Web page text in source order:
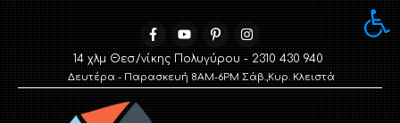
14 χλμ Θεσ/νίκης Πολυγύρου - 2310 430 940
Δευτέρα - Παρασκευή 8AM-6PM Σάβ.,Κυρ. Κλειστά